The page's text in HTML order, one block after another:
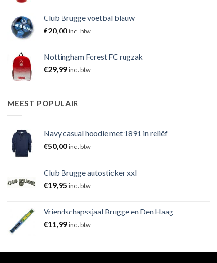
Club Brugge voetbal blauw
€20,00incl. btw
Nottingham Forest FC rugzak
€29,99incl. btw
MEEST POPULAIR
Navy casual hoodie met 1891 in reliëf
€50,00incl. btw
Club Brugge autosticker xxl
€19,95 incl. btw
Vriendschapssjaal Brugge en Den Haag
€11,99incl. btw